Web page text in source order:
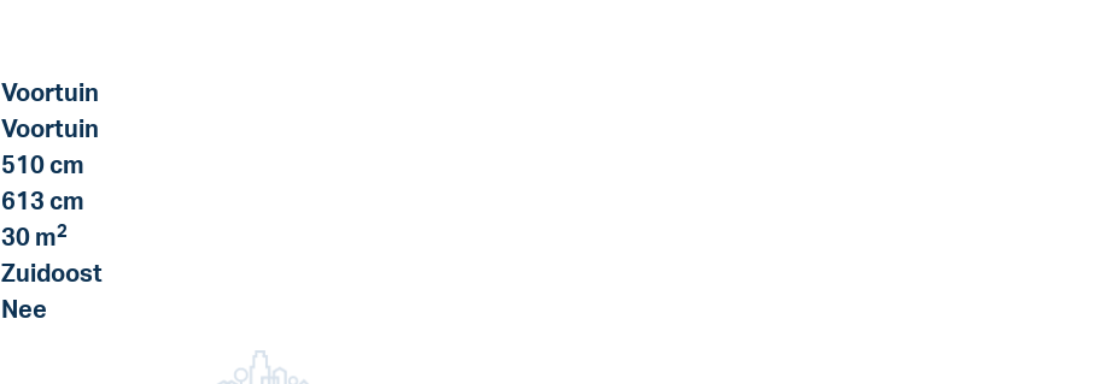
Voortuin
Voortuin
510 cm
613 cm
30 m2
Zuidoost
Nee